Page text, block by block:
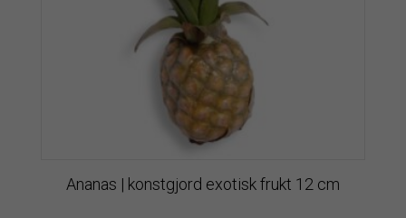
Ananas | konstgjord exotisk frukt 12 cm